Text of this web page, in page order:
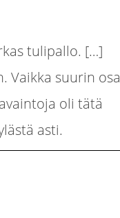
tulipallo. […]
Vaikka suurin osa
oli tätä
asti.